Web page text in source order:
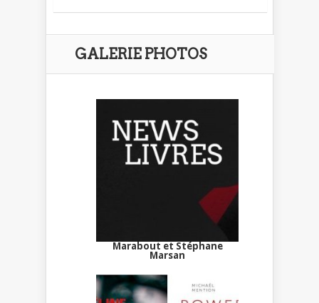
GALERIE PHOTOS
Marabout et Stéphane
Marsan